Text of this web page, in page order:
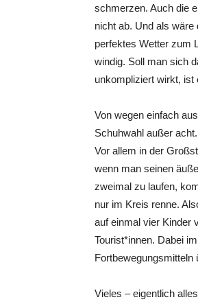
schmerzen. Auch die
nicht ab. Und als
perfektes Wetter zum
windig. Soll man sich
unkompliziert wirkt, ist
Von wegen einfach
Schuhwahl außer
Vor allem in der
wenn man seinen
zweimal zu laufen,
nur im Kreis renne.
auf einmal vier Kinder
Tourist*innen. Dabei
Fortbewegungsmitteln
Vieles – eigentlich